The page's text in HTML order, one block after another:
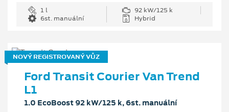
1 l
92 kW/125 k
6st. manuální
Hybrid
NOVÝ REGISTROVANÝ VŮZ
Ford Transit Courier Van Trend
L1
1.0 EcoBoost 92 kW/125 k, 6st. manuální